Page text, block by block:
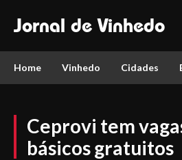
Jornal de Vinhedo
Home Vinhedo Cidades
Ceprovi tem
básicos gratuitos